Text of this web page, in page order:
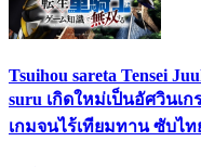
Tsuihou sareta Tensei
suru เกิดใหม่เป็นอัศวินเ
เกมจนไร้เทียมทาน ซับไท